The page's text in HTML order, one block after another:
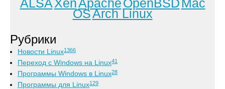
ALSAXenApacheOpenBSD Mac
OSArch Linux
Рубрики
Новости Linux1366
Переход с Windows на Linux41
Программы Windows в Linux28
Программы для Linux129